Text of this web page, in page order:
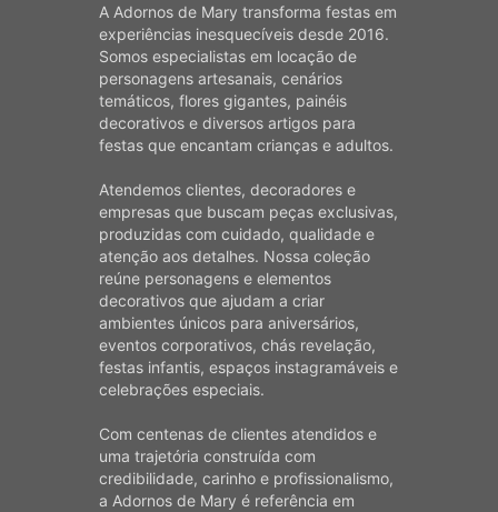
A Adornos de Mary transforma festas em
experiências inesquecíveis desde 2016.
Somos especialistas em locação de
personagens artesanais, cenários
temáticos, flores gigantes, painéis
decorativos e diversos artigos para
festas que encantam crianças e adultos.
Atendemos clientes, decoradores e
empresas que buscam peças exclusivas,
produzidas com cuidado, qualidade e
atenção aos detalhes. Nossa coleção
reúne personagens e elementos
decorativos que ajudam a criar
ambientes únicos para aniversários,
eventos corporativos, chás revelação,
festas infantis, espaços instagramáveis e
celebrações especiais.
Com centenas de clientes atendidos e
uma trajetória construída com
credibilidade, carinho e profissionalismo,
a Adornos de Mary é referência em